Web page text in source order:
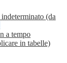
(da
a tempo
in tabelle)